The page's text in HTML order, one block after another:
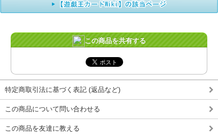
この商品を共有する
特定商取引法に基づく表記 (返品など)
この商品について問い合わせる
この商品を友達に教える